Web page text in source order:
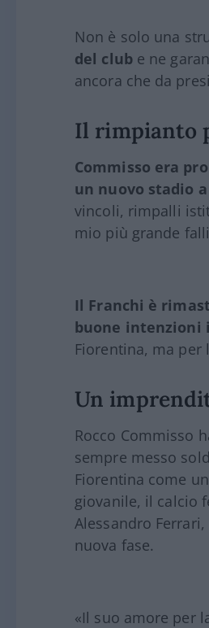
Non è solo una
del clube ne
ancora che da
Il rimpianto
Commisso era
un nuovo stadio a
vincoli, rimpalli
mio più grande
Il Franchi è
buone intenzioni
Fiorentina, ma per
Un
Rocco Commisso
sempre messo
Fiorentina come
giovanile, il calcio
Alessandro
nuova fase.
«Il suo amore per